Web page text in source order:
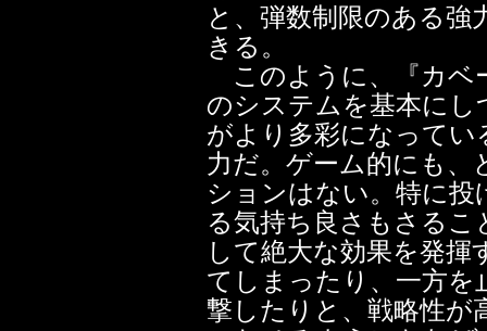
と、弾数制限のある
きる。
このように、『カベ
のシステムを基本に
がより多彩になって
力だ。ゲーム的にも
ションはない。特に
る気持ち良さもさる
して絶大な効果を発揮
てしまったり、一方を
撃したりと、戦略性が